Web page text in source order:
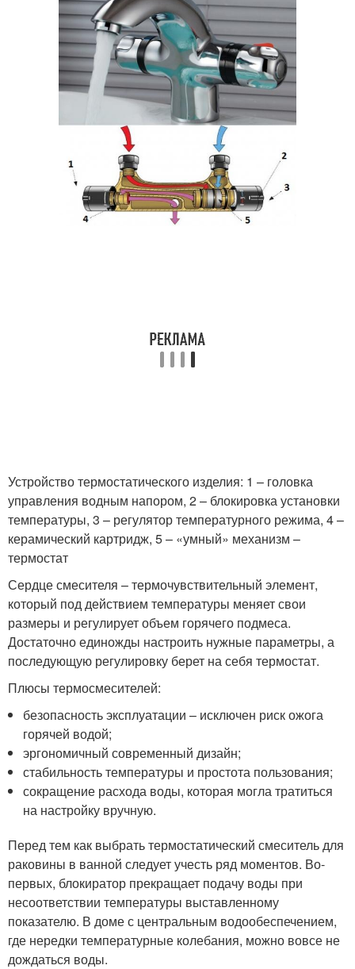
Устройство термостатического изделия: 1 – головка
управления водным напором, 2 – блокировка установки
температуры, 3 – регулятор температурного режима, 4 –
керамический картридж, 5 – «умный» механизм –
термостат
Сердце смесителя – термочувствительный элемент,
который под действием температуры меняет свои
размеры и регулирует объем горячего подмеса.
Достаточно единожды настроить нужные параметры, а
последующую регулировку берет на себя термостат.
Плюсы термосмесителей:
безопасность эксплуатации – исключен риск ожога
горячей водой;
эргономичный современный дизайн;
стабильность температуры и простота пользования;
сокращение расхода воды, которая могла тратиться
на настройку вручную.
Перед тем как выбрать термостатический смеситель для
раковины в ванной следует учесть ряд моментов. Во-
первых, блокиратор прекращает подачу воды при
несоответствии температуры выставленному
показателю. В доме с центральным водообеспечением,
где нередки температурные колебания, можно вовсе не
дождаться воды.